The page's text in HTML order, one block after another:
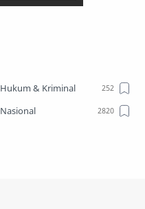
Hukum & Kriminal
Nasional